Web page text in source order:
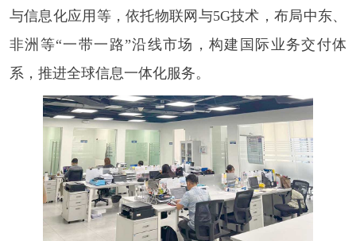
与信息化应用等，依托物联网与5G技术，布局中东、
非洲等“一带一路”沿线市场，构建国际业务交付体
系，推进全球信息一体化服务。